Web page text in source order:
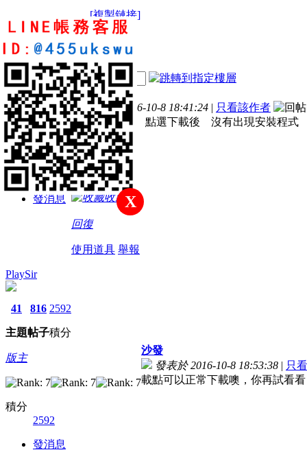
[複製鏈接]
q980933
2
主題
4
帖子
48
積分
新手上路
積分
48
發消息
電梯直達
樓主
發表於 2016-10-8 18:41:24 | 只看該作者
2.19付費版本 點選下載後 沒有出現安裝程式
收藏
回復
使用道具 舉報
PlaySir
41
主題
816
帖子
2592
積分
版主
積分
2592
發消息
沙發
發表於 2016-10-8 18:53:38 | 只
載點可以正常下載噢，你再試看
X